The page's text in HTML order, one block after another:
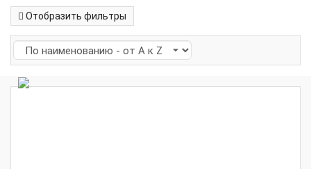
Отобразить фильтры